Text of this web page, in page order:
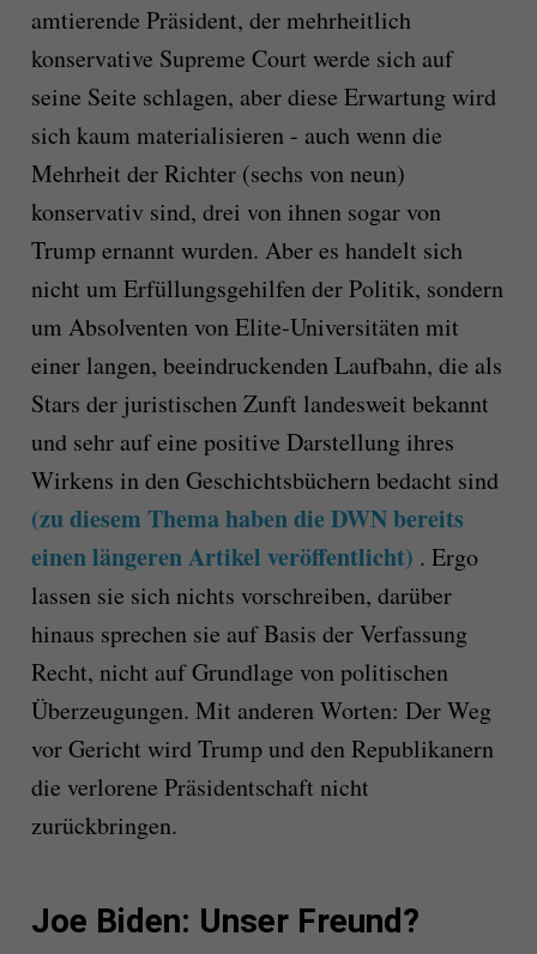
amtierende Präsident, der mehrheitlich
konservative Supreme Court werde sich auf
seine Seite schlagen, aber diese Erwartung wird
sich kaum materialisieren - auch wenn die
Mehrheit der Richter (sechs von neun)
konservativ sind, drei von ihnen sogar von
Trump ernannt wurden. Aber es handelt sich
nicht um Erfüllungsgehilfen der Politik, sondern
um Absolventen von Elite-Universitäten mit
einer langen, beeindruckenden Laufbahn, die als
Stars der juristischen Zunft landesweit bekannt
und sehr auf eine positive Darstellung ihres
Wirkens in den Geschichtsbüchern bedacht sind
(zu diesem Thema haben die DWN bereits
einen längeren Artikel veröffentlicht) . Ergo
lassen sie sich nichts vorschreiben, darüber
hinaus sprechen sie auf Basis der Verfassung
Recht, nicht auf Grundlage von politischen
Überzeugungen. Mit anderen Worten: Der Weg
vor Gericht wird Trump und den Republikanern
die verlorene Präsidentschaft nicht
zurückbringen.
Joe Biden: Unser Freund?